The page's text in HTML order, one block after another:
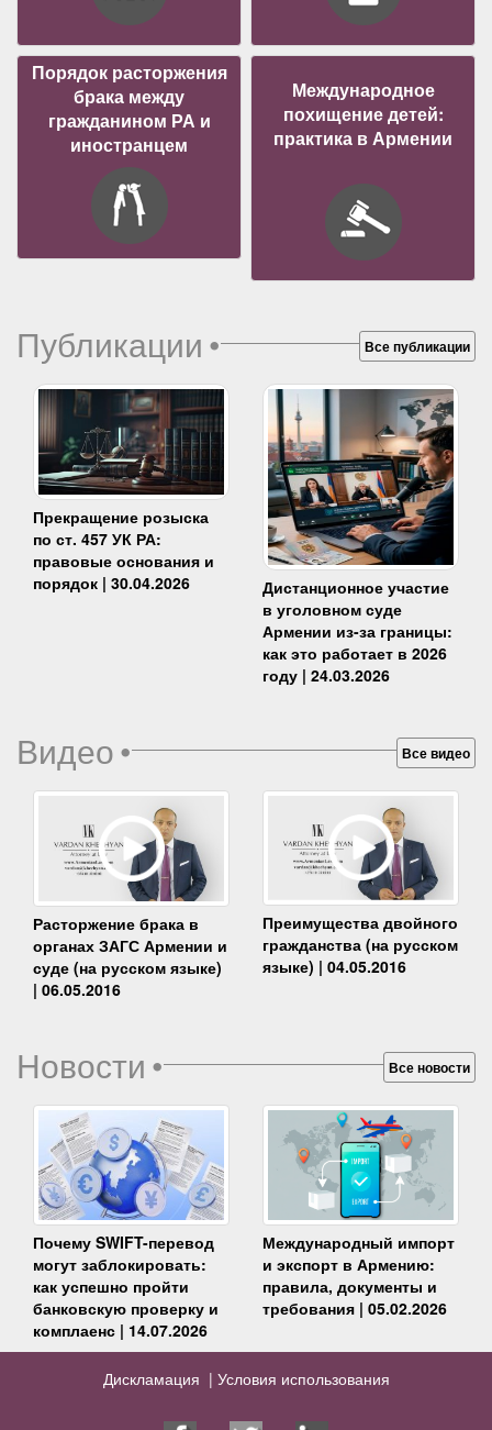
Порядок расторжения
брака между
гражданином РА и
иностранцем
Международное
похищение детей:
практика в Армении
Публикации• Все публикации
Прекращение розыска
по ст. 457 УК РА:
правовые основания и
порядок | 30.04.2026
Дистанционное участие
в уголовном суде
Армении из-за границы:
как это работает в 2026
году | 24.03.2026
Видео• Все видео
Расторжение брака в
органах ЗАГС Армении и
суде (на русском языке)
| 06.05.2016
Преимущества двойного
гражданства (на русском
языке) | 04.05.2016
Новости• Все новости
Почему SWIFT-перевод
могут заблокировать:
как успешно пройти
банковскую проверку и
комплаенс | 14.07.2026
Международный импорт
и экспорт в Армению:
правила, документы и
требования | 05.02.2026
Дискламация | Условия использования